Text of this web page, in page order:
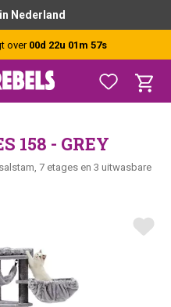
Nederland
over 00d 22u 01m 56s
158 - GREY
7 etages en 3 uitwasbare